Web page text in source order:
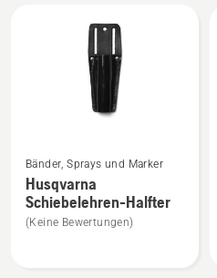
Details
zu
Husqvarna
Schiebelehren-
Bänder, Sprays und Marker
Husqvarna
Schiebelehren-Halfter
(Keine Bewertungen)